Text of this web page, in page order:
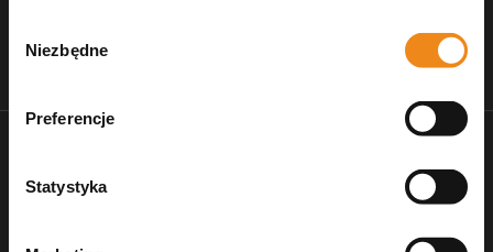
zgody
Niezbędne
Preferencje
Statystyka